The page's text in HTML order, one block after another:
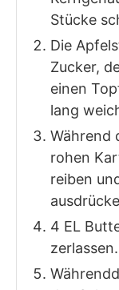
Stücke
Die
Zucker,
einen
lang
Während
rohen
reiben
4 EL
zerlassen.